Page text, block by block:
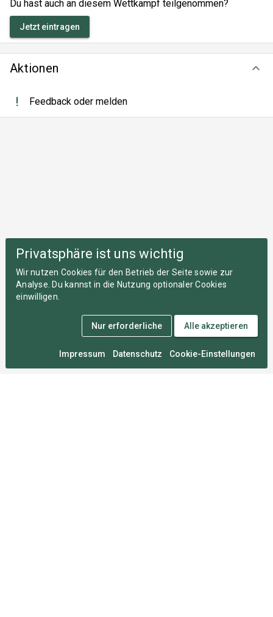
Du hast auch an diesem Wettkampf teilgenommen?
Jetzt eintragen
Aktionen keyboard_arrow_down
Feedback oder melden
Privatsphäre ist uns wichtig
Wir nutzen Cookies für den Betrieb der Seite sowie zur
Analyse. Du kannst in die Nutzung optionaler Cookies
einwilligen.
Impressum Datenschutz Cookie-Einstellungen
Nur erforderliche Alle akzeptieren